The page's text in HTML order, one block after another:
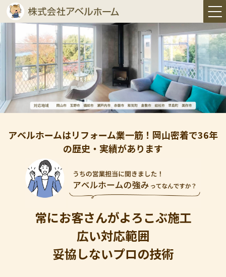
アベルホームはリフォーム業一筋！岡山密着で36年
の歴史・実績があります
常にお客さんがよろこぶ施工
広い対応範囲
妥協しないプロの技術